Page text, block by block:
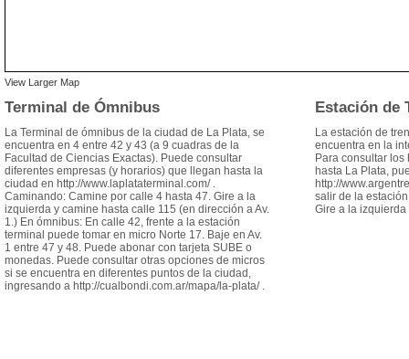
View Larger Map
Terminal de Ómnibus
La Terminal de ómnibus de la ciudad de La Plata, se
encuentra en 4 entre 42 y 43 (a 9 cuadras de la
Facultad de Ciencias Exactas). Puede consultar
diferentes empresas (y horarios) que llegan hasta la
ciudad en http://www.laplataterminal.com/ .
Caminando: Camine por calle 4 hasta 47. Gire a la
izquierda y camine hasta calle 115 (en dirección a Av.
1.) En ómnibus: En calle 42, frente a la estación
terminal puede tomar en micro Norte 17. Baje en Av.
1 entre 47 y 48. Puede abonar con tarjeta SUBE o
monedas. Puede consultar otras opciones de micros
si se encuentra en diferentes puntos de la ciudad,
ingresando a http://cualbondi.com.ar/mapa/la-plata/ .
Estación de
La estación de
encuentra en la
Para consultar los
hasta La Plata,
http://
salir de la
Gire a la